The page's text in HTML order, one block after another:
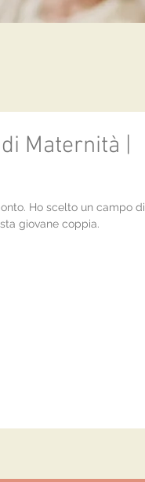
Maternità |
Ho scelto un campo di
giovane coppia.